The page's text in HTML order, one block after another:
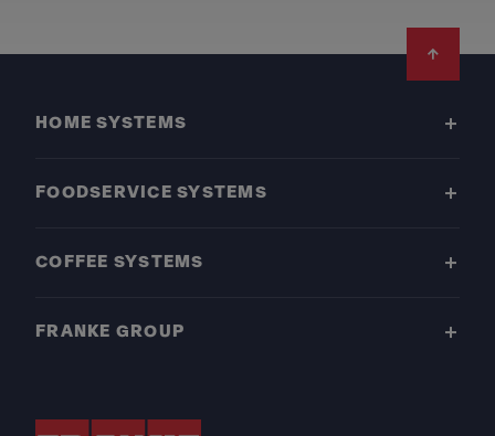
HOME SYSTEMS
FOODSERVICE SYSTEMS
COFFEE SYSTEMS
FRANKE GROUP